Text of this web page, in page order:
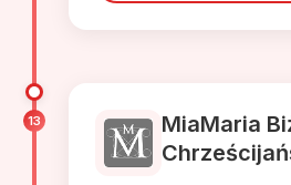
13
MiaMaria